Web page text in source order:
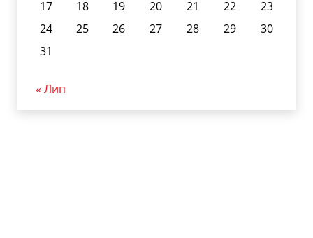
17
18 19 20 21 22
23
24
25 26 27 28 29
30
31
« Лип